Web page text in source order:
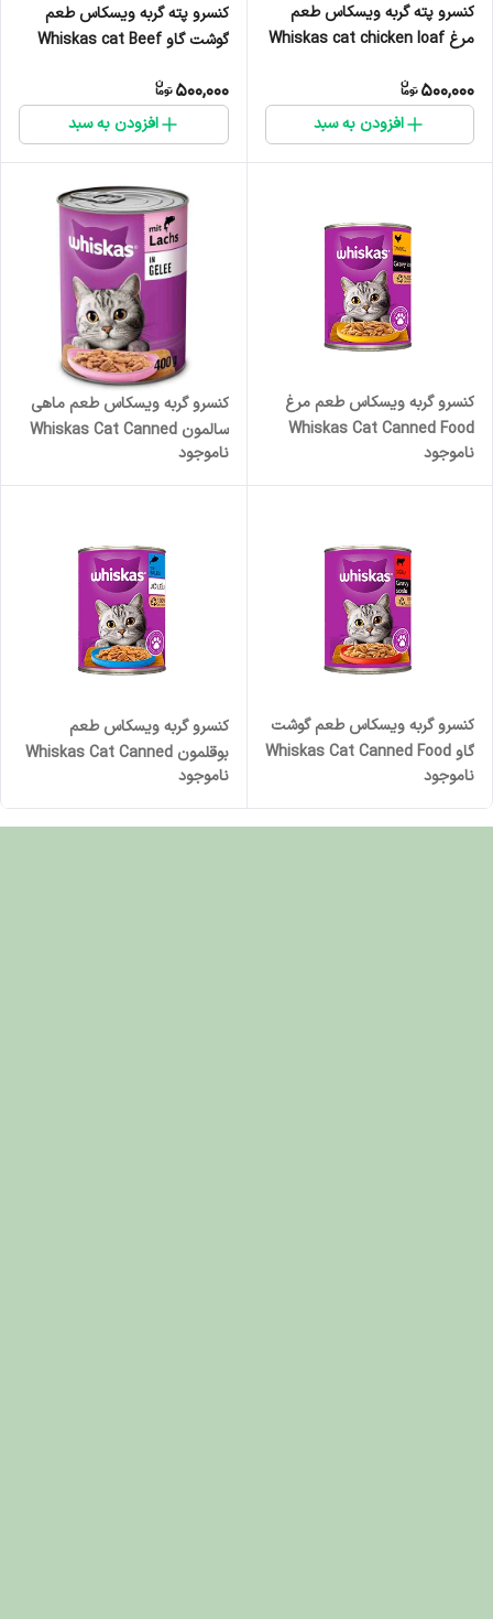
کنسرو پته گربه ویسکاس طعم
مرغ Whiskas cat chicken loaf
500,000
افزودن به سبد
کنسرو پته گربه ویسکاس طعم
گوشت گاو Whiskas cat Beef
500,000
افزودن به سبد
کنسرو گربه ویسکاس طعم مرغ
Whiskas Cat Canned Food
Chicken Flavor وزن 400 گرم
ناموجود
کنسرو گربه ویسکاس طعم ماهی
سالمون Whiskas Cat Canned
گرم
ناموجود
کنسرو گربه ویسکاس طعم گوشت
گاو Whiskas Cat Canned Food
Beef Flavor وزن 400 گرم
ناموجود
کنسرو گربه ویسکاس طعم
بوقلمون Whiskas Cat Canned
گرم
ناموجود